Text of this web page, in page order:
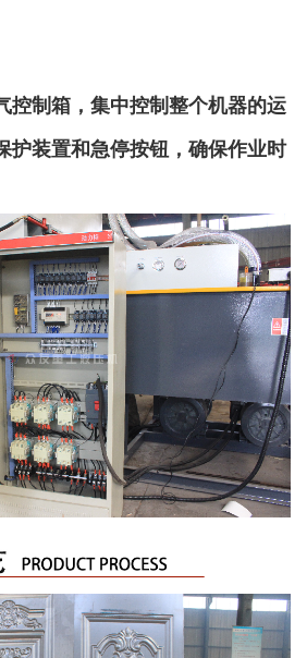
控制箱，集中控制整个机器的运
护装置和急停按钮，确保作业时